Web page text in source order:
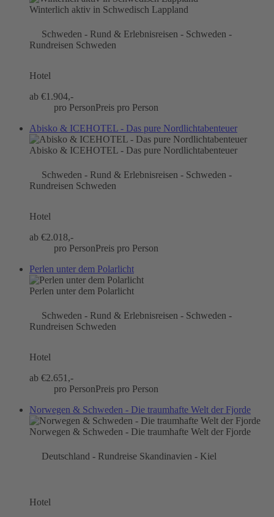
Winterlich aktiv in Schwedisch Lappland
Schweden - Rund & Erlebnisreisen - Schweden -
Rundreisen Schweden
Hotel
ab €1.904,-
pro PersonPreis pro Person
Abisko & ICEHOTEL - Das pure Nordlichtabenteuer
Abisko & ICEHOTEL - Das pure Nordlichtabenteuer
Schweden - Rund & Erlebnisreisen - Schweden -
Rundreisen Schweden
Hotel
ab €2.018,-
pro PersonPreis pro Person
Perlen unter dem Polarlicht
Perlen unter dem Polarlicht
Schweden - Rund & Erlebnisreisen - Schweden -
Rundreisen Schweden
Hotel
ab €2.651,-
pro PersonPreis pro Person
Norwegen & Schweden - Die traumhafte Welt der Fjorde
Norwegen & Schweden - Die traumhafte Welt der Fjorde
Deutschland - Rundreise Skandinavien - Kiel
Hotel